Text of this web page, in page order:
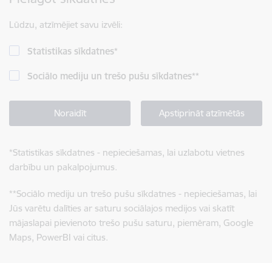
Lūdzu, atzīmējiet savu izvēli:
Statistikas sīkdatnes*
Sociālo mediju un trešo pušu sīkdatnes**
Noraidīt Apstiprināt atzīmētās
*Statistikas sīkdatnes - nepieciešamas, lai uzlabotu vietnes
darbību un pakalpojumus.
**Sociālo mediju un trešo pušu sīkdatnes - nepieciešamas, lai
Jūs varētu dalīties ar saturu sociālajos medijos vai skatīt
mājaslapai pievienoto trešo pušu saturu, piemēram, Google
Maps, PowerBI vai citus.